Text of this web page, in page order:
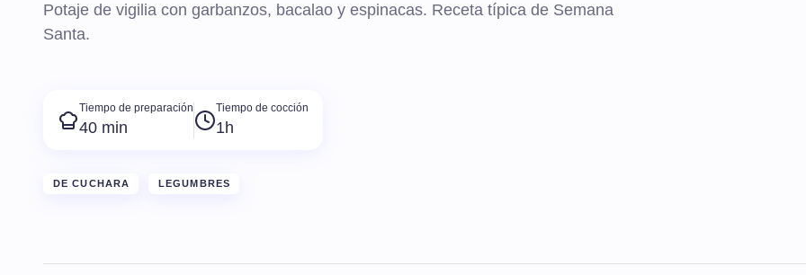
Potaje de vigilia con garbanzos, bacalao y espinacas. Receta típica de Semana
Santa.
Tiempo de preparación
40 min
Tiempo de cocción
1h
DE CUCHARA LEGUMBRES